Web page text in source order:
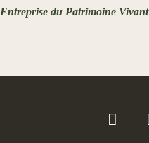
Entreprise du Patrimoine Vivant